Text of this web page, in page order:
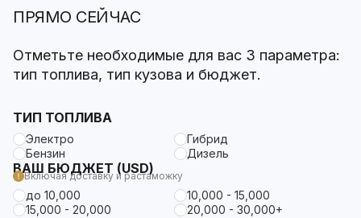
ПРЯМО СЕЙЧАС
Отметьте необходимые для вас 3 параметра:
тип топлива, тип кузова и бюджет.
ТИП ТОПЛИВА
Электро
Гибрид
Бензин
Дизель
ВАШ БЮДЖЕТ (USD)
Включая доставку и растаможку
до 10,000
10,000 - 15,000
15,000 - 20,000
20,000 - 30,000+